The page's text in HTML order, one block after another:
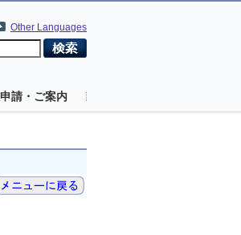
Other Languages
請・ご案内